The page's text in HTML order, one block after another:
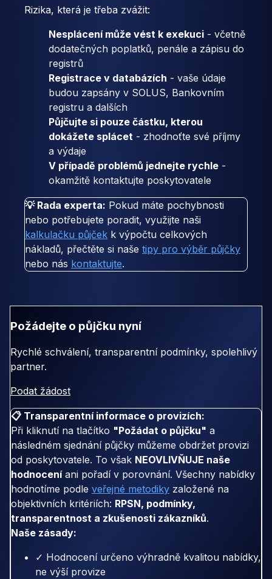
Rizika, která je třeba zvážit:
Nesplácení může vést k exekuci - včetně
dodatečných poplatků, penále a zápisu do
registrů
Registrace v databázích - vaše údaje
budou zapsány v SOLUS, Bankovním
registru a dalších
Půjčujte si pouze částku, kterou
dokážete splácet - zhodnoťte své příjmy
a výdaje
V případě problémů jednejte rychle -
okamžitě kontaktujte poskytovatele
💡 Rada experta: Pokud máte pochybnosti
nebo potřebujete poradit, využijte naši
kalkulačku půjček k výpočtu celkových
nákladů, přečtěte si naše tipy pro výběr půjčky
nebo nás kontaktujte.
Požádejte o půjčku nyní
Rychlé schválení, transparentní podmínky, spolehlivý
partner.
Podat žádost
📋 Transparentní informace o provizích:
Při kliknutí na tlačítko "Požádat o půjčku" a
následném sjednání půjčky můžeme obdržet provizi
od poskytovatele. To však NEOVLIVŇUJE naše
hodnoceníani pořadí v porovnání. Všechny nabídky
hodnotíme podle veřejné metodiky založené na
objektivních kritériích: RPSN, podmínky,
transparentnost a zkušenosti zákazníků.
Naše zásady:
✓ Hodnocení určeno výhradně kvalitou nabídky,
ne výší provize